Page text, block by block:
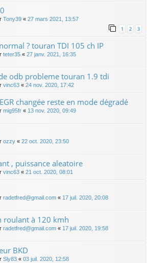
Tony39 « 27 mars 2021, 13:57
1 2 3
? touran TDI 105 ch IP
teter35 « 27 janv. 2021, 16:35
odb probleme touran 1.9 tdi
vinc63 « 24 nov. 2020, 17:42
changée reste en mode dégradé
mig95fr « 13 nov. 2020, 09:49
ozzy « 22 oct. 2020, 23:50
, puissance aleatoire
vinc63 « 21 oct. 2020, 08:01
radetfred@gmail.com « 17 juil. 2020, 20:08
roulant à 120 kmh
radetfred@gmail.com « 17 juil. 2020, 19:58
BKD
Sly83 « 03 juil. 2020, 12:58